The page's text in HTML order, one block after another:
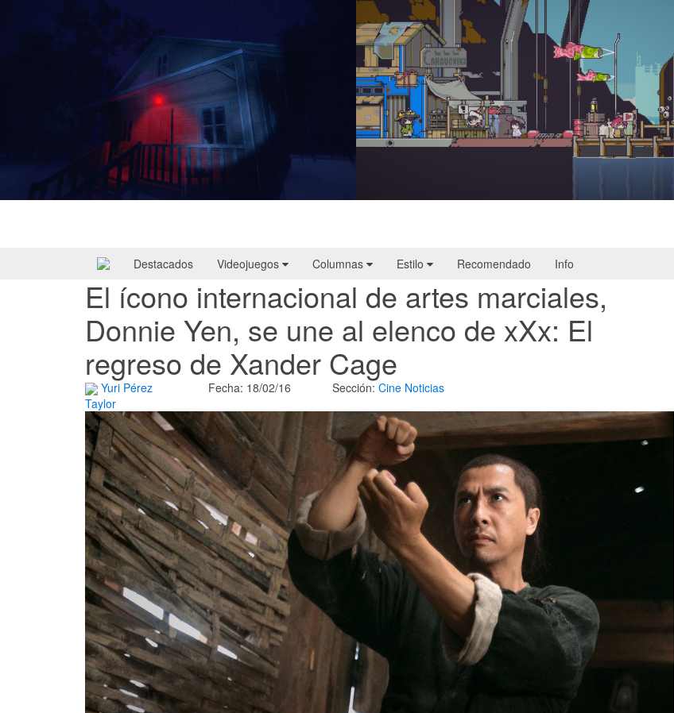
Destacados Videojuegos Columnas Estilo Recomendado Info
El ícono internacional de artes marciales,
Donnie Yen, se une al elenco de xXx: El
regreso de Xander Cage
Yuri Pérez
Taylor
Fecha: 18/02/16 Sección: Cine Noticias